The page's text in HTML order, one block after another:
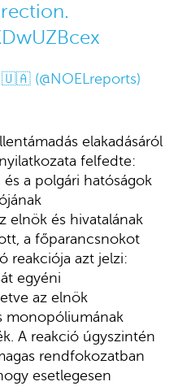
(@NOELreports)
elakadásáról
felfedte:
a polgári hatóságok
elnök és hivatalának
a főparancsnokot
reakciója azt jelzi:
egyéni
az elnök
monopóliumának
A reakció úgyszintén
rendfokozatban
esetlegesen